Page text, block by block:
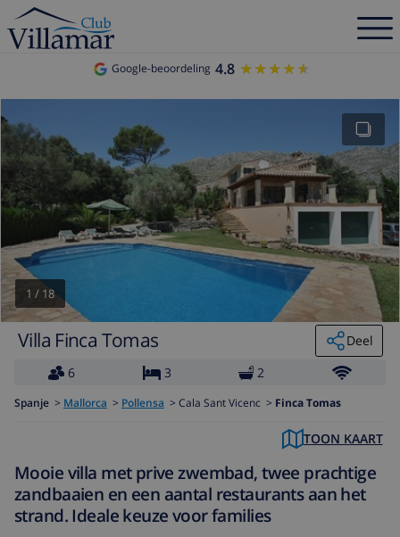
Google-beoordeling 4.8 ★★★★★
★★★★★
1 / 18
Villa Finca Tomas
Deel
6
3 2
Spanje > Mallorca > Pollensa > Cala Sant Vicenc > Finca Tomas
TOON KAART
Mooie villa met prive zwembad, twee prachtige
zandbaaien en een aantal restaurants aan het
strand. Ideale keuze voor families